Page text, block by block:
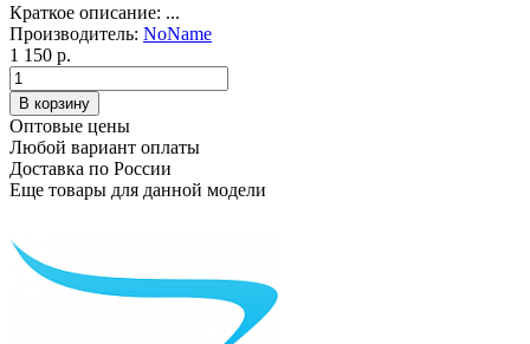
Краткое описание: ...
Производитель: NoName
1 150 р.
Оптовые цены
Любой вариант оплаты
Доставка по России
Еще товары для данной модели